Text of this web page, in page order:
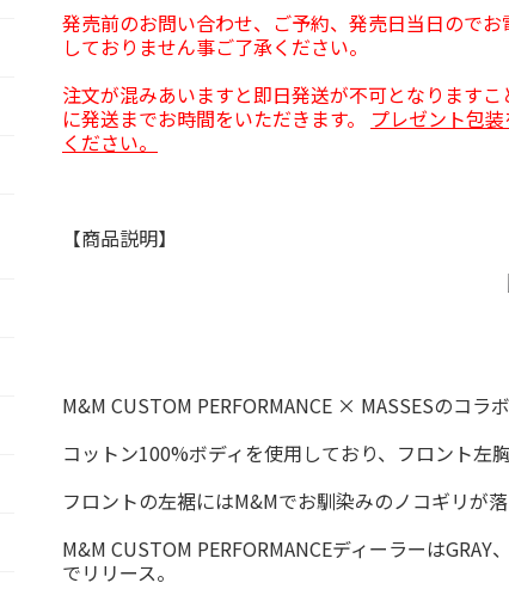
発売前のお問い合わせ、ご予約、発売日当日ので
しておりません事ご了承ください。
注文が混みあいますと即日発送が不可となります
に発送までお時間をいただきます。 プレゼント包
ください。
【商品説明】
M&M CUSTOM PERFORMANCE × MASSESのコラ
コットン100%ボディを使用しており、フロント左
フロントの左裾にはM&Mでお馴染みのノコギリが
M&M CUSTOM PERFORMANCEディーラーは
でリリース。